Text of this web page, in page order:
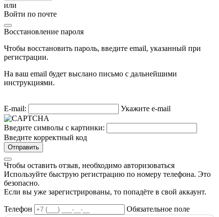
или
Войти по почте
Восстановление пароля
Чтобы восстановить пароль, введите email, указанный при
регистрации.
На ваш email будет выслано письмо с дальнейшими
инструкциями.
E-mail: Укажите e-mail
Введите символы с картинки:
Введите корректный код
Отправить
Чтобы оставить отзыв, необходимо авторизоваться
Используйте быструю регистрацию по номеру телефона. Это
безопасно.
Если вы уже зарегистрированы, то попадёте в свой аккаунт.
Телефон Обязательное поле